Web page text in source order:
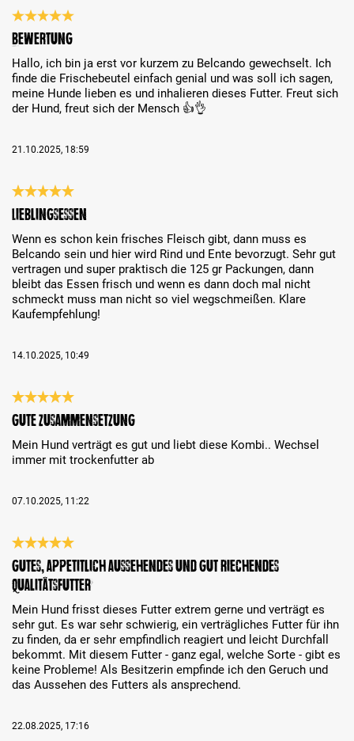
Évaluation avec une note de 5 sur 5 étoiles
Bewertung
Hallo, ich bin ja erst vor kurzem zu Belcando gewechselt. Ich
finde die Frischebeutel einfach genial und was soll ich sagen,
meine Hunde lieben es und inhalieren dieses Futter. Freut sich
der Hund, freut sich der Mensch 👍👌
21.10.2025, 18:59
Évaluation avec une note de 5 sur 5 étoiles
Lieblingsessen
Wenn es schon kein frisches Fleisch gibt, dann muss es
Belcando sein und hier wird Rind und Ente bevorzugt. Sehr gut
vertragen und super praktisch die 125 gr Packungen, dann
bleibt das Essen frisch und wenn es dann doch mal nicht
schmeckt muss man nicht so viel wegschmeißen. Klare
Kaufempfehlung!
14.10.2025, 10:49
Évaluation avec une note de 5 sur 5 étoiles
Gute Zusammensetzung
Mein Hund verträgt es gut und liebt diese Kombi.. Wechsel
immer mit trockenfutter ab
07.10.2025, 11:22
Évaluation avec une note de 5 sur 5 étoiles
Gutes, appetitlich aussehendes und gut riechendes
Qualitätsfutter
Mein Hund frisst dieses Futter extrem gerne und verträgt es
sehr gut. Es war sehr schwierig, ein verträgliches Futter für ihn
zu finden, da er sehr empfindlich reagiert und leicht Durchfall
bekommt. Mit diesem Futter - ganz egal, welche Sorte - gibt es
keine Probleme! Als Besitzerin empfinde ich den Geruch und
das Aussehen des Futters als ansprechend.
22.08.2025, 17:16